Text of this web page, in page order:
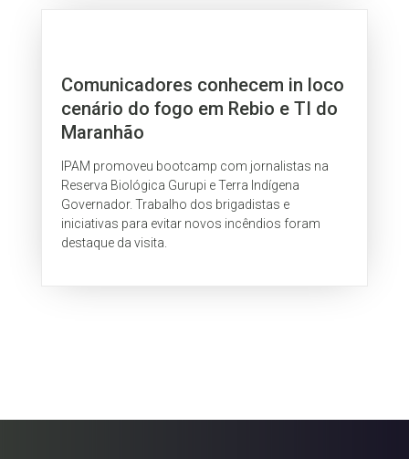
Comunicadores conhecem in loco
cenário do fogo em Rebio e TI do
Maranhão
IPAM promoveu bootcamp com jornalistas na
Reserva Biológica Gurupi e Terra Indígena
Governador. Trabalho dos brigadistas e
iniciativas para evitar novos incêndios foram
destaque da visita.